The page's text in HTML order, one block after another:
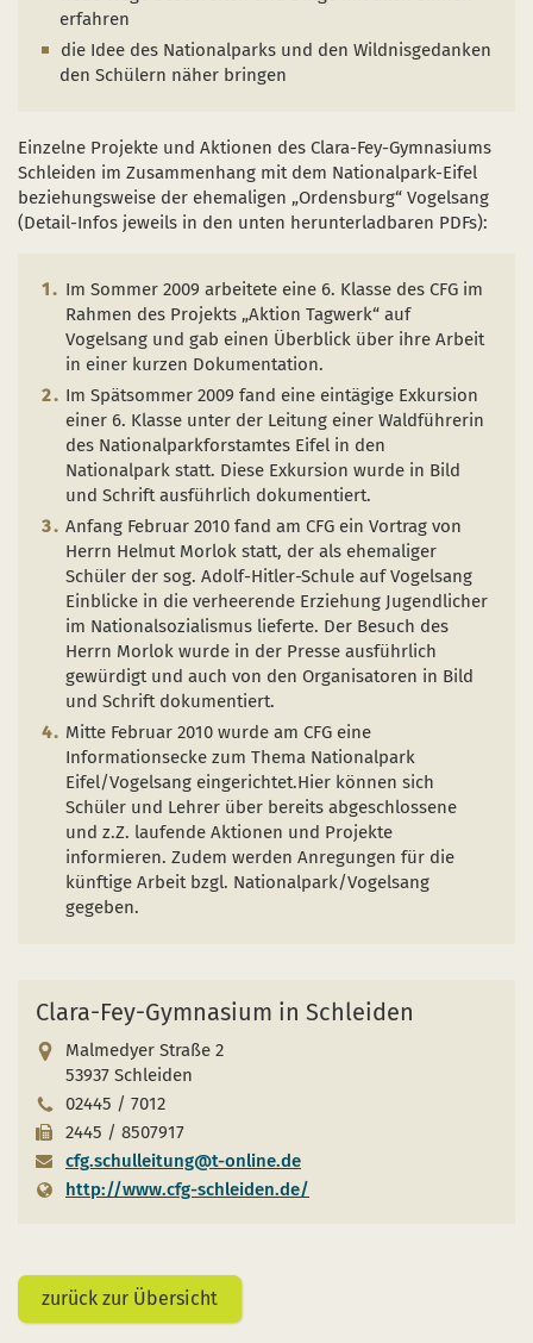
Naturentwicklung
Absterbende Fichten machen Platz für heimische
Kinder, Jugendliche und Familien
Schulen und Kitas
Sternenpark
Erlebnisregion Nationalpark Eifel
Nationalpark-Kitas
Bücher und Karten
Kurzfilme
FAQ
einem neuen Fenster)
sich in einem neuen Fenster)
sich in einem neuen Fenster)
erfahren
die Idee des Nationalparks und den Wildnisgedanken
den Schülern näher bringen
Einzelne Projekte und Aktionen des Clara-Fey-Gymnasiums
Schleiden im Zusammenhang mit dem Nationalpark-Eifel
beziehungsweise der ehemaligen „Ordensburg“ Vogelsang
(Detail-Infos jeweils in den unten herunterladbaren PDFs):
Im Sommer 2009 arbeitete eine 6. Klasse des CFG im
Rahmen des Projekts „Aktion Tagwerk“ auf
Vogelsang und gab einen Überblick über ihre Arbeit
in einer kurzen Dokumentation.
Im Spätsommer 2009 fand eine eintägige Exkursion
einer 6. Klasse unter der Leitung einer Waldführerin
des Nationalparkforstamtes Eifel in den
Nationalpark statt. Diese Exkursion wurde in Bild
und Schrift ausführlich dokumentiert.
Anfang Februar 2010 fand am CFG ein Vortrag von
Herrn Helmut Morlok statt, der als ehemaliger
Schüler der sog. Adolf-Hitler-Schule auf Vogelsang
Einblicke in die verheerende Erziehung Jugendlicher
im Nationalsozialismus lieferte. Der Besuch des
Herrn Morlok wurde in der Presse ausführlich
gewürdigt und auch von den Organisatoren in Bild
und Schrift dokumentiert.
Mitte Februar 2010 wurde am CFG eine
Informationsecke zum Thema Nationalpark
Eifel/Vogelsang eingerichtet.Hier können sich
Schüler und Lehrer über bereits abgeschlossene
und z.Z. laufende Aktionen und Projekte
informieren. Zudem werden Anregungen für die
künftige Arbeit bzgl. Nationalpark/Vogelsang
gegeben.
Clara-Fey-Gymnasium in Schleiden
Malmedyer Straße 2
53937 Schleiden
02445 / 7012
2445 / 8507917
cfg.schulleitung@t-online.de
http://www.cfg-schleiden.de/
zurück zur Übersicht